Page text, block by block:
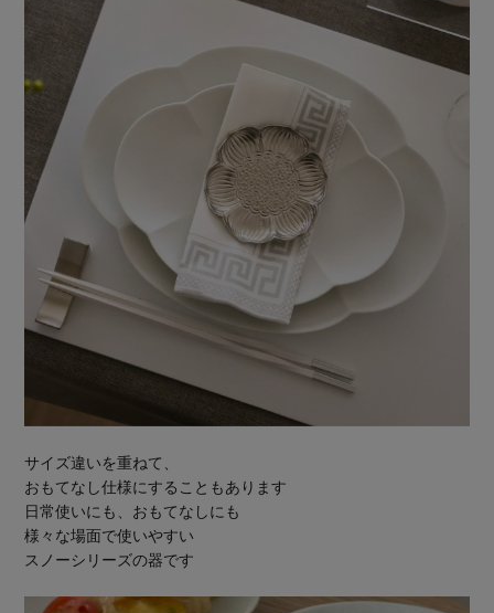
サイズ違いを重ねて、
おもてなし仕様にすることもあります
日常使いにも、おもてなしにも
様々な場面で使いやすい
スノーシリーズの器です